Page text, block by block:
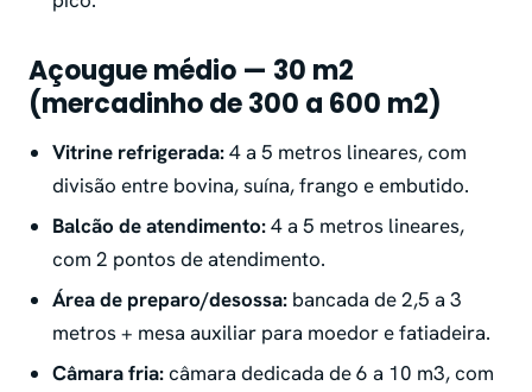
Açougue médio — 30 m2
(mercadinho de 300 a 600 m2)
Vitrine refrigerada:4 a 5 metros lineares, com
divisão entre bovina, suína, frango e embutido.
Balcão de atendimento:4 a 5 metros lineares,
com 2 pontos de atendimento.
Área de preparo/desossa: bancada de 2,5 a 3
metros + mesa auxiliar para moedor e fatiadeira.
Câmara fria:câmara dedicada de 6 a 10 m3, com